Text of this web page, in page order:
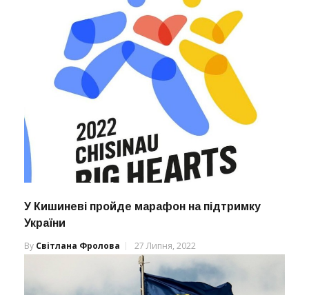
У Кишиневі пройде марафон на підтримку
України
By Світлана Фролова 27 Липня, 2022